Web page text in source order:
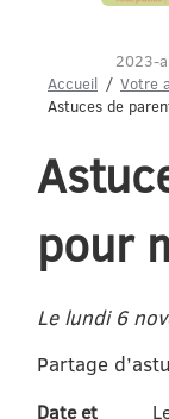
2023-
Accueil
Votre
Astuces de
pour
Le lundi 6
Partage
Date et